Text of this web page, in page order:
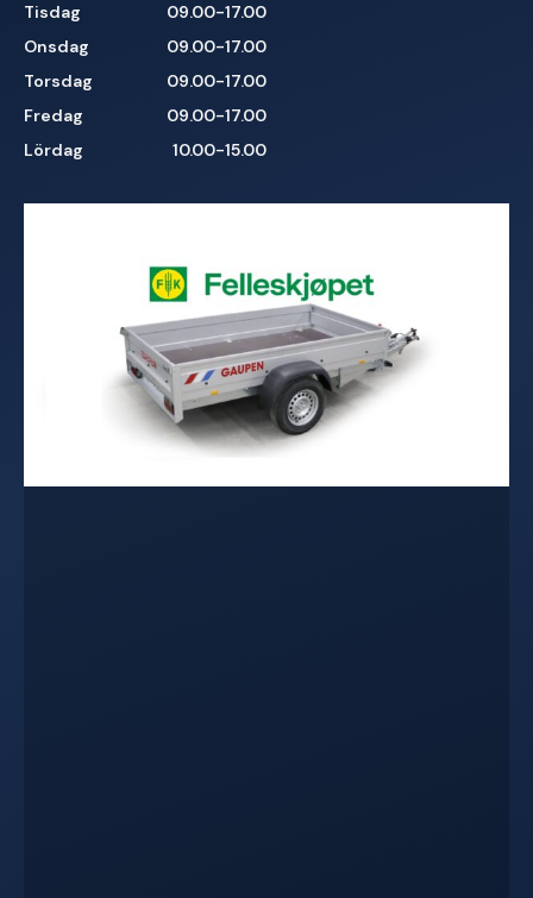
Tisdag
09.00-17.00
Onsdag
09.00-17.00
Torsdag
09.00-17.00
Fredag
09.00-17.00
Lördag
10.00-15.00